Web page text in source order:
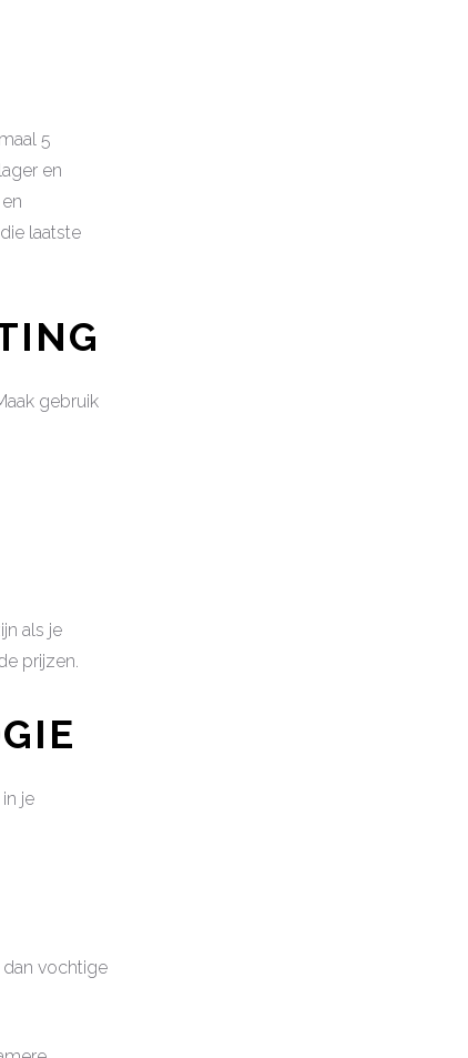
5
en
laatste
gebruik
als je
prijzen.
je
vochtige